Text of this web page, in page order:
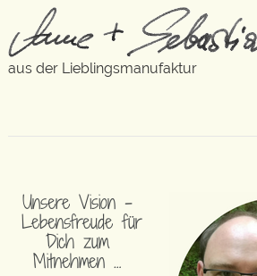
aus der Lieblingsmanufaktur
Unsere Vision –
Lebensfreude für
Dich zum
Mitnehmen …